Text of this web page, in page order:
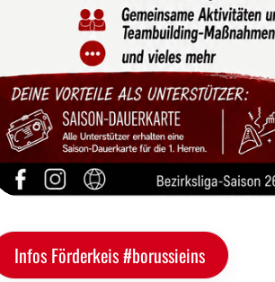
Infos Förderkeis #borussieins